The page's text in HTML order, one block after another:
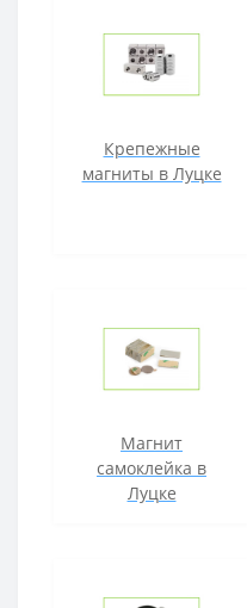
Крепежные
магниты в Луцке
Магнит
самоклейка в
Луцке